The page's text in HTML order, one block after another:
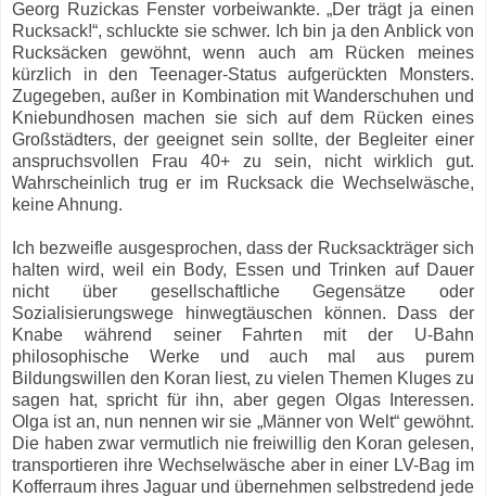
Georg Ruzickas Fenster vorbeiwankte. „Der trägt ja einen
Rucksack!“, schluckte sie schwer. Ich bin ja den Anblick von
Rucksäcken gewöhnt, wenn auch am Rücken meines
kürzlich in den Teenager-Status aufgerückten Monsters.
Zugegeben, außer in Kombination mit Wanderschuhen und
Kniebundhosen machen sie sich auf dem Rücken eines
Großstädters, der geeignet sein sollte, der Begleiter einer
anspruchsvollen Frau 40+ zu sein, nicht wirklich gut.
Wahrscheinlich trug er im Rucksack die Wechselwäsche,
keine Ahnung.
Ich bezweifle ausgesprochen, dass der Rucksackträger sich
halten wird, weil ein Body, Essen und Trinken auf Dauer
nicht über gesellschaftliche Gegensätze oder
Sozialisierungswege hinwegtäuschen können. Dass der
Knabe während seiner Fahrten mit der U-Bahn
philosophische Werke und auch mal aus purem
Bildungswillen den Koran liest, zu vielen Themen Kluges zu
sagen hat, spricht für ihn, aber gegen Olgas Interessen.
Olga ist an, nun nennen wir sie „Männer von Welt“ gewöhnt.
Die haben zwar vermutlich nie freiwillig den Koran gelesen,
transportieren ihre Wechselwäsche aber in einer LV-Bag im
Kofferraum ihres Jaguar und übernehmen selbstredend jede